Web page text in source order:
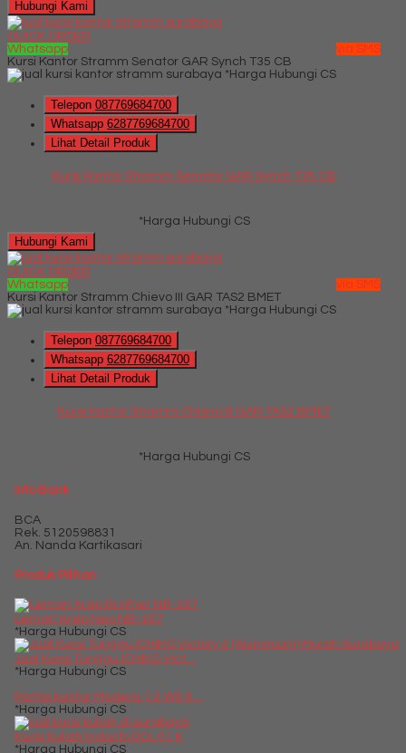
Hubungi Kami
QUICK ORDER
Whatsapp
via SMS
Kursi Kantor Stramm Senator GAR Synch T35 CB
*Harga Hubungi CS
Telepon 087769684700
Whatsapp 6287769684700
Lihat Detail Produk
Kursi Kantor Stramm Senator GAR Synch T35 CB
*Harga Hubungi CS
Hubungi Kami
QUICK ORDER
Whatsapp
via SMS
Kursi Kantor Stramm Chievo III GAR TAS2 BMET
*Harga Hubungi CS
Telepon 087769684700
Whatsapp 6287769684700
Lihat Detail Produk
Kursi Kantor Stramm Chievo III GAR TAS2 BMET
*Harga Hubungi CS
Info Bank
BCA
Rek. 5120598831
An. Nanda Kartikasari
Produk Pilihan
Lemari Arsip Neo NB-207
*Harga Hubungi CS
Jual Kursi Tunggu ICHIKO Vict....
*Harga Hubungi CS
Partisi kantor Modera 1.2 WS 4....
*Harga Hubungi CS
Kursi Kuliah Indachi DCL 01 K
*Harga Hubungi CS